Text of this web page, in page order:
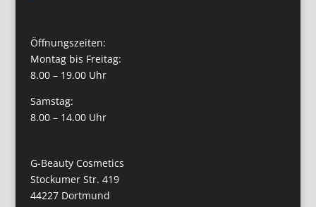
Öffnungszeiten:
Montag bis Freitag:
8.00 – 19.00 Uhr
Samstag:
8.00 – 14.00 Uhr
G-Beauty Cosmetics
Stockumer Str. 419
44227 Dortmund